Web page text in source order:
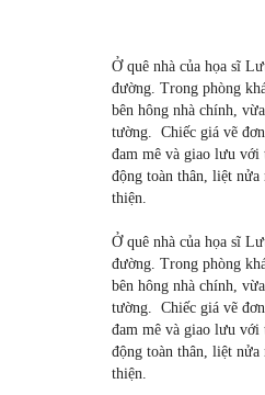
Ở quê nhà của họa sĩ
đường. Trong phòng
bên hông nhà chính,
tường. Chiếc giá vẽ
đam mê và giao lưu với
động toàn thân, liệt
thiện.
Ở quê nhà của họa sĩ
đường. Trong phòng
bên hông nhà chính,
tường. Chiếc giá vẽ
đam mê và giao lưu với
động toàn thân, liệt
thiện.